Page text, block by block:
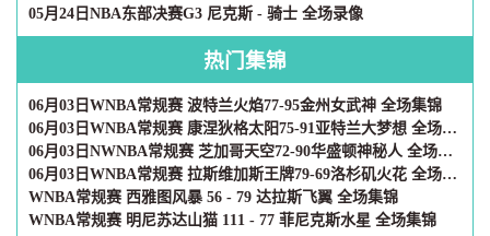
05月24日NBA东部决赛G3 尼克斯 - 骑士 全场录像
热门集锦
06月03日WNBA常规赛 波特兰火焰77-95金州女武神 全场集锦
06月03日WNBA常规赛 康涅狄格太阳75-91亚特兰大梦想 全场集锦
06月03日NWNBA常规赛 芝加哥天空72-90华盛顿神秘人 全场集锦
06月03日WNBA常规赛 拉斯维加斯王牌79-69洛杉矶火花 全场集锦
WNBA常规赛 西雅图风暴 56 - 79 达拉斯飞翼 全场集锦
WNBA常规赛 明尼苏达山猫 111 - 77 菲尼克斯水星 全场集锦